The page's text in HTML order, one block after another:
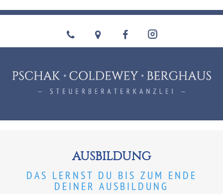
AUSBILDUNG
DAS LERNST DU BIS ZUM ENDE
DEINER AUSBILDUNG